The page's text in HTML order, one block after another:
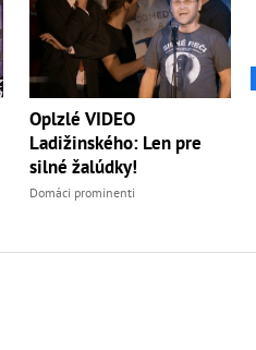
Oplzlé VIDEO
Ladižinského: Len pre
silné žalúdky!
Domáci prominenti